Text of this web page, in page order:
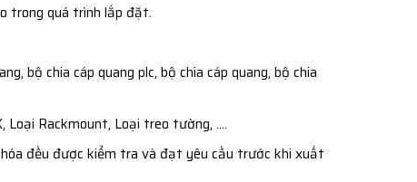
trong quá trình lắp đặt.
bộ chia cáp quang plc, bộ chia cáp quang, bộ chia
Loại Rackmount, Loại treo tường, ….
đều được kiểm tra và đạt yêu cầu trước khi xuất